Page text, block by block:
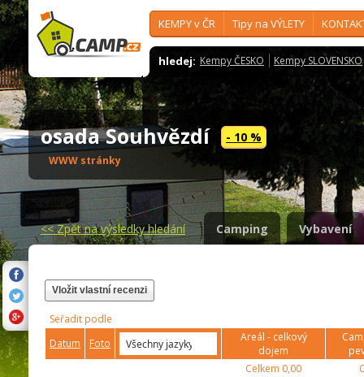
KEMPY v ČR Tipy na VÝLETY
hledej: Kempy ČESKO Kempy SLOVENSKO
osada Souhvězdí - 10 %
WWW stránky
<<Zpět na výsledky hledání Camping Vybavení
Vložit vlastní recenzi
Seřadit podle
Datum
Foto
Areál - celkový
dojem
Celkem 0,00